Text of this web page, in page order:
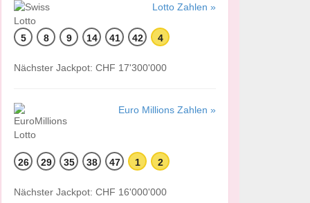
Lotto Zahlen »
5 8 9 14 41 42 4
Nächster Jackpot: CHF 17'300'000
Euro Millions Zahlen »
26 29 35 38 47 1 2
Nächster Jackpot: CHF 16'000'000